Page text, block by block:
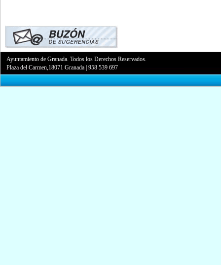
Ayuntamiento de Granada. Todos los Derechos Reservados.
Plaza del Carmen,18071 Granada |958 539 697